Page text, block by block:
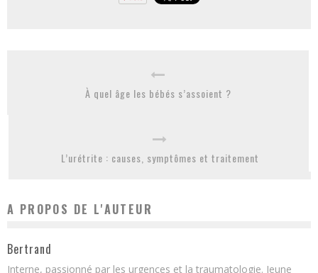
À quel âge les bébés s’assoient ?
L’urétrite : causes, symptômes et traitement
A PROPOS DE L'AUTEUR
Bertrand
Interne, passionné par les urgences et la traumatologie. Jeune